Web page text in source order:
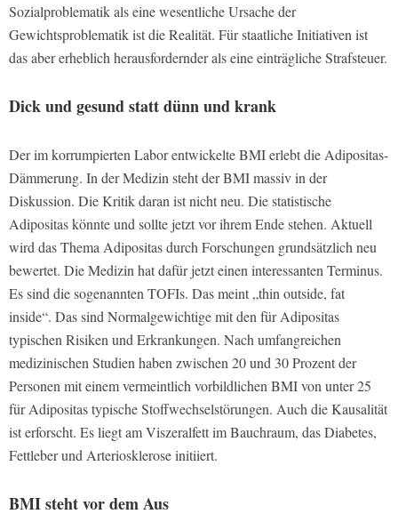
Sozialproblematik als eine wesentliche Ursache der
Gewichtsproblematik ist die Realität. Für staatliche Initiativen ist
das aber erheblich herausfordernder als eine einträgliche Strafsteuer.
Dick und gesund statt dünn und krank
Der im korrumpierten Labor entwickelte BMI erlebt die Adipositas-
Dämmerung. In der Medizin steht der BMI massiv in der
Diskussion. Die Kritik daran ist nicht neu. Die statistische
Adipositas könnte und sollte jetzt vor ihrem Ende stehen. Aktuell
wird das Thema Adipositas durch Forschungen grundsätzlich neu
bewertet. Die Medizin hat dafür jetzt einen interessanten Terminus.
Es sind die sogenannten TOFIs. Das meint „thin outside, fat
inside“. Das sind Normalgewichtige mit den für Adipositas
typischen Risiken und Erkrankungen. Nach umfangreichen
medizinischen Studien haben zwischen 20 und 30 Prozent der
Personen mit einem vermeintlich vorbildlichen BMI von unter 25
für Adipositas typische Stoffwechselstörungen. Auch die Kausalität
ist erforscht. Es liegt am Viszeralfett im Bauchraum, das Diabetes,
Fettleber und Arteriosklerose initiiert.
BMI steht vor dem Aus